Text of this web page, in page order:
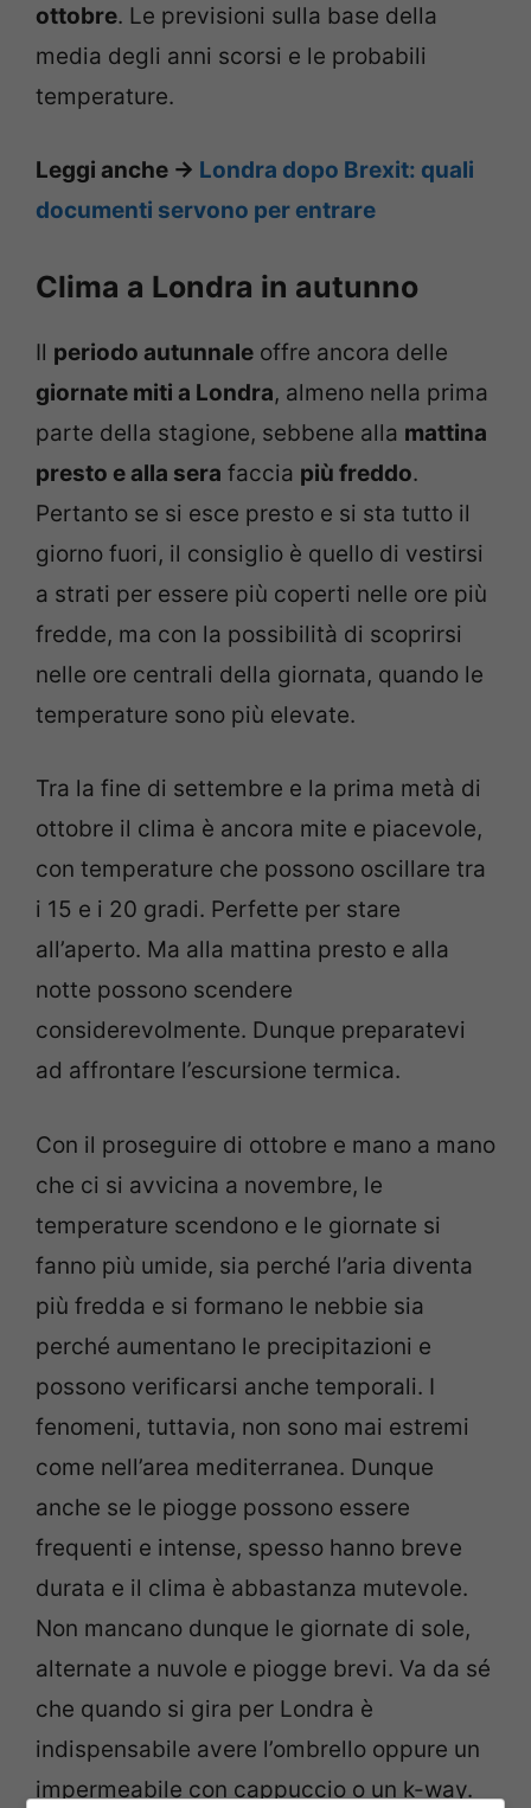
ottobre. Le previsioni sulla base della
media degli anni scorsi e le probabili
temperature.
Leggi anche -> Londra dopo Brexit: quali
documenti servono per entrare
Clima a Londra in autunno
Il periodo autunnale offre ancora delle
giornate miti a Londra, almeno nella prima
parte della stagione, sebbene alla mattina
presto e alla sera faccia più freddo.
Pertanto se si esce presto e si sta tutto il
giorno fuori, il consiglio è quello di vestirsi
a strati per essere più coperti nelle ore più
fredde, ma con la possibilità di scoprirsi
nelle ore centrali della giornata, quando le
temperature sono più elevate.
Tra la fine di settembre e la prima metà di
ottobre il clima è ancora mite e piacevole,
con temperature che possono oscillare tra
i 15 e i 20 gradi. Perfette per stare
all’aperto. Ma alla mattina presto e alla
notte possono scendere
considerevolmente. Dunque preparatevi
ad affrontare l’escursione termica.
Con il proseguire di ottobre e mano a mano
che ci si avvicina a novembre, le
temperature scendono e le giornate si
fanno più umide, sia perché l’aria diventa
più fredda e si formano le nebbie sia
perché aumentano le precipitazioni e
possono verificarsi anche temporali. I
fenomeni, tuttavia, non sono mai estremi
come nell’area mediterranea. Dunque
anche se le piogge possono essere
frequenti e intense, spesso hanno breve
durata e il clima è abbastanza mutevole.
Non mancano dunque le giornate di sole,
alternate a nuvole e piogge brevi. Va da sé
che quando si gira per Londra è
indispensabile avere l’ombrello oppure un
impermeabile con cappuccio o un k-way.